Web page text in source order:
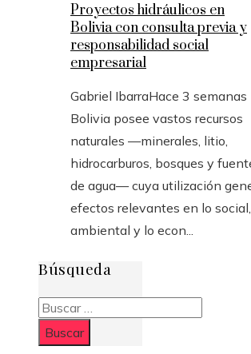
Proyectos hidráulicos en
Bolivia con consulta previa y
responsabilidad social
empresarial
Gabriel IbarraHace 3 semanas
Bolivia posee vastos recursos
naturales —minerales, litio,
hidrocarburos, bosques y
de agua— cuya utilización
efectos relevantes en lo
ambiental y lo econ...
Búsqueda
Buscar: